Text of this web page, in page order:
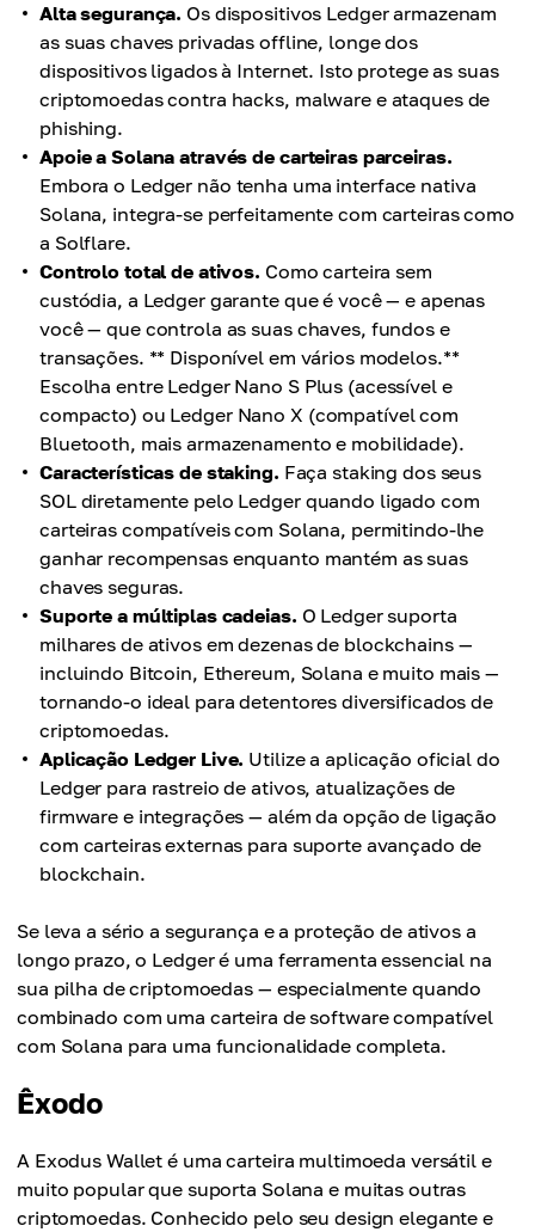
Alta segurança. Os dispositivos Ledger armazenam
as suas chaves privadas offline, longe dos
dispositivos ligados à Internet. Isto protege as suas
criptomoedas contra hacks, malware e ataques de
phishing.
Apoie a Solana através de carteiras parceiras.
Embora o Ledger não tenha uma interface nativa
Solana, integra-se perfeitamente com carteiras como
a Solflare.
Controlo total de ativos. Como carteira sem
custódia, a Ledger garante que é você — e apenas
você — que controla as suas chaves, fundos e
transações. ** Disponível em vários modelos.**
Escolha entre Ledger Nano S Plus (acessível e
compacto) ou Ledger Nano X (compatível com
Bluetooth, mais armazenamento e mobilidade).
Características de staking. Faça staking dos seus
SOL diretamente pelo Ledger quando ligado com
carteiras compatíveis com Solana, permitindo-lhe
ganhar recompensas enquanto mantém as suas
chaves seguras.
Suporte a múltiplas cadeias. O Ledger suporta
milhares de ativos em dezenas de blockchains —
incluindo Bitcoin, Ethereum, Solana e muito mais —
tornando-o ideal para detentores diversificados de
criptomoedas.
Aplicação Ledger Live. Utilize a aplicação oficial do
Ledger para rastreio de ativos, atualizações de
firmware e integrações — além da opção de ligação
com carteiras externas para suporte avançado de
blockchain.
Se leva a sério a segurança e a proteção de ativos a
longo prazo, o Ledger é uma ferramenta essencial na
sua pilha de criptomoedas — especialmente quando
combinado com uma carteira de software compatível
com Solana para uma funcionalidade completa.
Êxodo
A Exodus Wallet é uma carteira multimoeda versátil e
muito popular que suporta Solana e muitas outras
criptomoedas. Conhecido pelo seu design elegante e